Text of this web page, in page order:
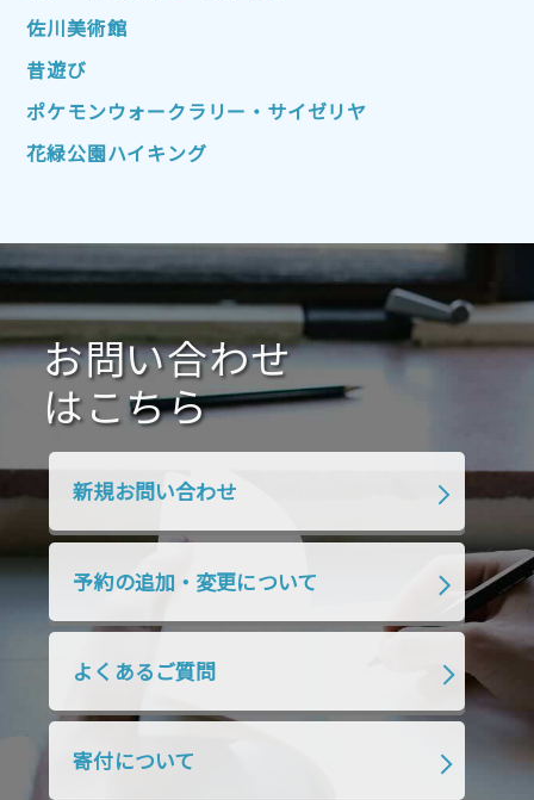
2022年7月
2022年4月
2022年1月 2021年12月 2021年11月
2021年10月 2021年9月
2021年1月 2020年12月 2020年11月
2020年10月 2020年9月 2020年8月
2020年7月 2020年6月 2020年5月
2020年4月 2020年3月 2020年2月
2019年10月 2019年9月
2018年7月 2018年6月
2018年4月 2018年3月 2018年2月
2018年1月 2017年12月
佐川美術館
昔遊び
ポケモンウォークラリー・サイゼリヤ
花緑公園ハイキング
お問い合わせ
はこちら
新規お問い合わせ
予約の追加・変更について
よくあるご質問
寄付について